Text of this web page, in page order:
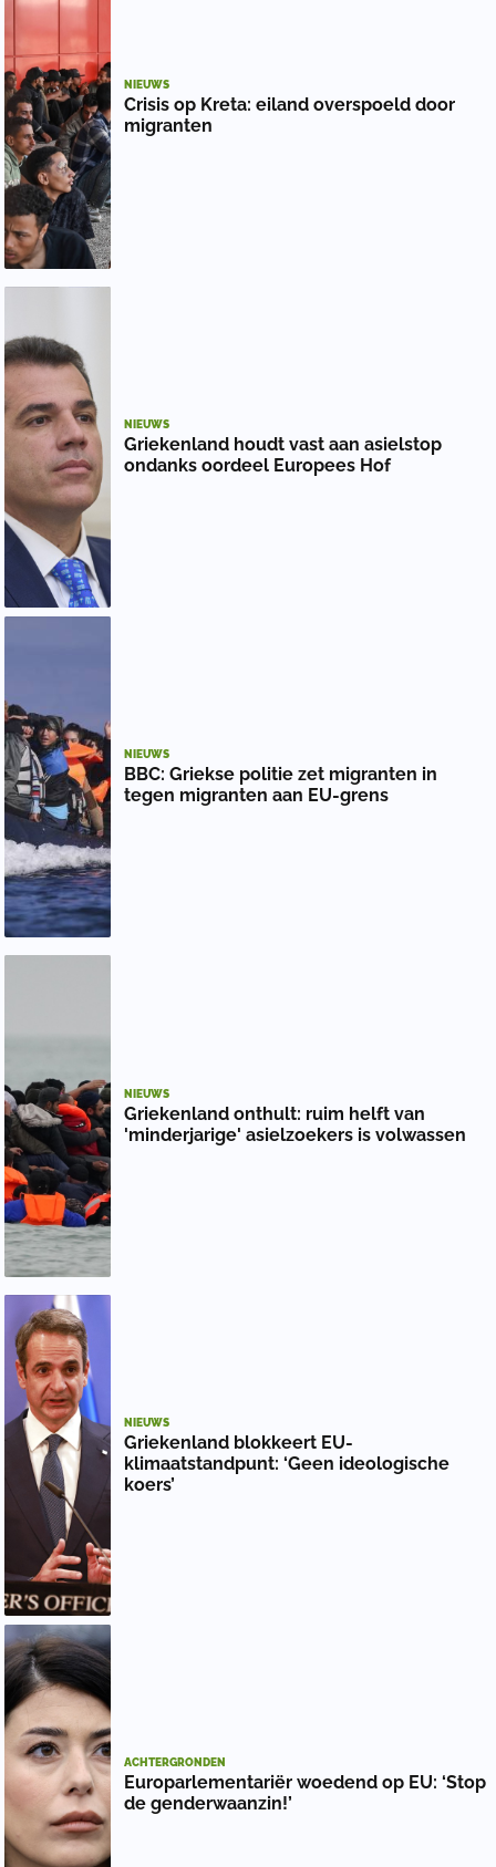
NIEUWS
Crisis op Kreta: eiland overspoeld door
migranten
NIEUWS
Griekenland houdt vast aan asielstop
ondanks oordeel Europees Hof
NIEUWS
BBC: Griekse politie zet migranten in
tegen migranten aan EU-grens
NIEUWS
Griekenland onthult: ruim helft van
'minderjarige' asielzoekers is volwassen
NIEUWS
Griekenland blokkeert EU-
klimaatstandpunt: ‘Geen ideologische
koers’
ACHTERGRONDEN
Europarlementariër woedend op EU: ‘Stop
de genderwaanzin!’